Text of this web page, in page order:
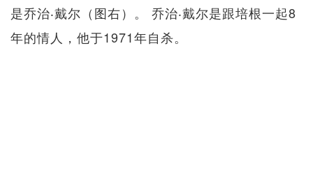
是乔治‧戴尔（图右）。 乔治‧戴尔是跟培根一起8
年的情人，他于1971年自杀。